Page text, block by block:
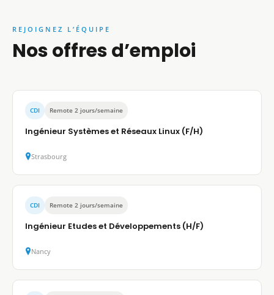
REJOIGNEZ L’ÉQUIPE
Nos offres d’emploi
CDI Remote 2 jours/semaine
Ingénieur Systèmes et Réseaux Linux (F/H)
Strasbourg
CDI Remote 2 jours/semaine
Ingénieur Etudes et Développements (H/F)
Nancy